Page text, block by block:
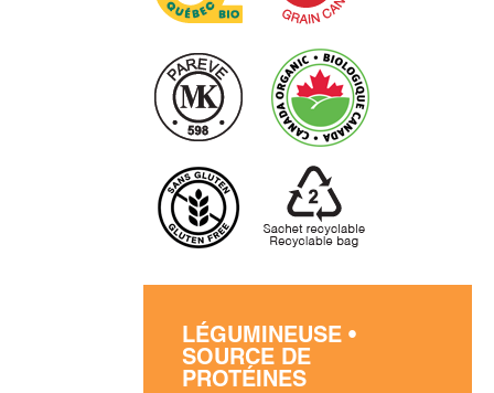
LÉGUMINEUSE •
SOURCE DE
PROTÉINES